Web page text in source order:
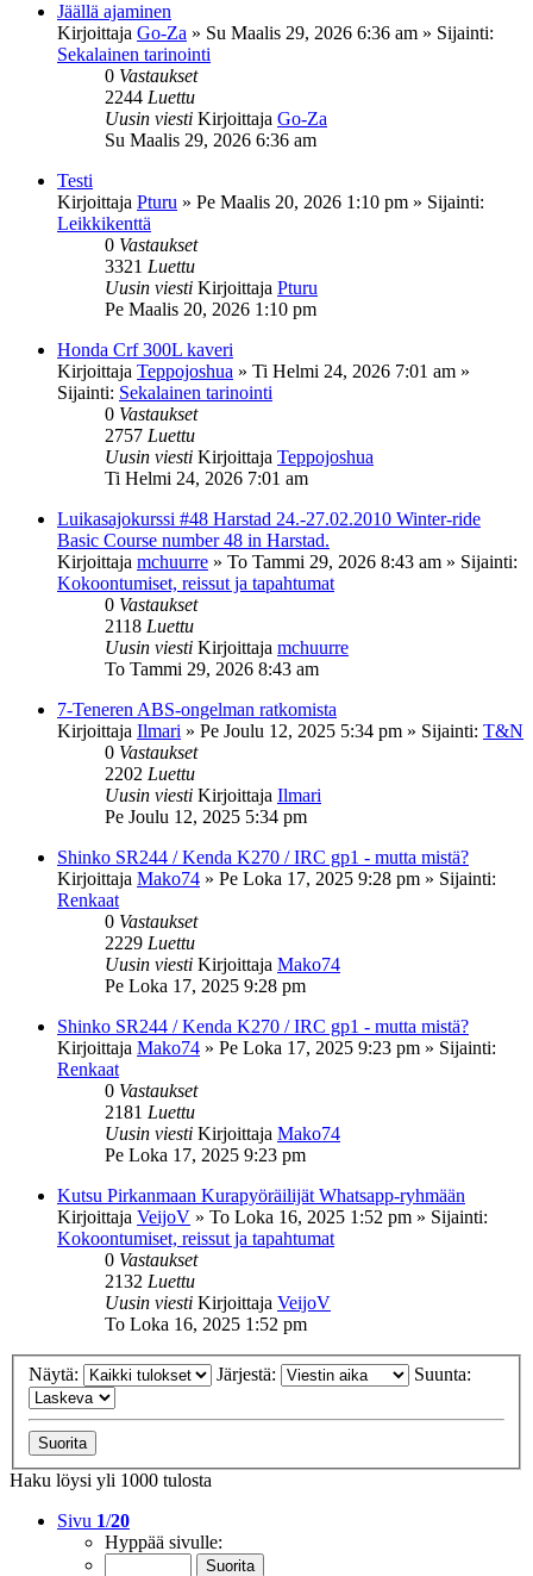
Jäällä ajaminen
Kirjoittaja Go-Za » Su Maalis 29, 2026 6:36 am » Sijainti:
Sekalainen tarinointi
0 Vastaukset
2244 Luettu
Uusin viesti Kirjoittaja Go-Za
Su Maalis 29, 2026 6:36 am
Testi
Kirjoittaja Pturu » Pe Maalis 20, 2026 1:10 pm » Sijainti:
Leikkikenttä
0 Vastaukset
3321 Luettu
Uusin viesti Kirjoittaja Pturu
Pe Maalis 20, 2026 1:10 pm
Honda Crf 300L kaveri
Kirjoittaja Teppojoshua » Ti Helmi 24, 2026 7:01 am »
Sijainti: Sekalainen tarinointi
0 Vastaukset
2757 Luettu
Uusin viesti Kirjoittaja Teppojoshua
Ti Helmi 24, 2026 7:01 am
Luikasajokurssi #48 Harstad 24.-27.02.2010 Winter-ride
Basic Course number 48 in Harstad.
Kirjoittaja mchuurre » To Tammi 29, 2026 8:43 am » Sijainti:
Kokoontumiset, reissut ja tapahtumat
0 Vastaukset
2118 Luettu
Uusin viesti Kirjoittaja mchuurre
To Tammi 29, 2026 8:43 am
7-Teneren ABS-ongelman ratkomista
Kirjoittaja Ilmari » Pe Joulu 12, 2025 5:34 pm » Sijainti: T&N
0 Vastaukset
2202 Luettu
Uusin viesti Kirjoittaja Ilmari
Pe Joulu 12, 2025 5:34 pm
Shinko SR244 / Kenda K270 / IRC gp1 - mutta mistä?
Kirjoittaja Mako74 » Pe Loka 17, 2025 9:28 pm » Sijainti:
Renkaat
0 Vastaukset
2229 Luettu
Uusin viesti Kirjoittaja Mako74
Pe Loka 17, 2025 9:28 pm
Shinko SR244 / Kenda K270 / IRC gp1 - mutta mistä?
Kirjoittaja Mako74 » Pe Loka 17, 2025 9:23 pm » Sijainti:
Renkaat
0 Vastaukset
2181 Luettu
Uusin viesti Kirjoittaja Mako74
Pe Loka 17, 2025 9:23 pm
Kutsu Pirkanmaan Kurapyöräilijät Whatsapp-ryhmään
Kirjoittaja VeijoV » To Loka 16, 2025 1:52 pm » Sijainti:
Kokoontumiset, reissut ja tapahtumat
0 Vastaukset
2132 Luettu
Uusin viesti Kirjoittaja VeijoV
To Loka 16, 2025 1:52 pm
Näytä: Järjestä: Suunta:
Haku löysi yli 1000 tulosta
Sivu 1/20
Hyppää sivulle: